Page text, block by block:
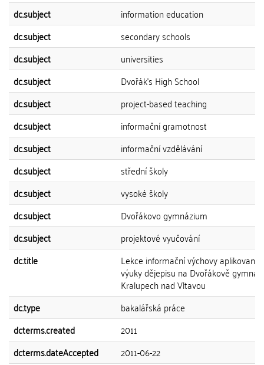
dc.subject
information education
dc.subject
secondary schools
dc.subject
universities
dc.subject
Dvořák's High School
dc.subject
project-based teaching
dc.subject
informační gramotnost
dc.subject
informační vzdělávání
dc.subject
střední školy
dc.subject
vysoké školy
dc.subject
Dvořákovo gymnázium
dc.subject
projektové vyučování
dc.title
Lekce informační výchovy aplikované
výuky dějepisu na Dvořákově
Kralupech nad Vltavou
dc.type
bakalářská práce
dcterms.created
2011
dcterms.dateAccepted
2011-06-22